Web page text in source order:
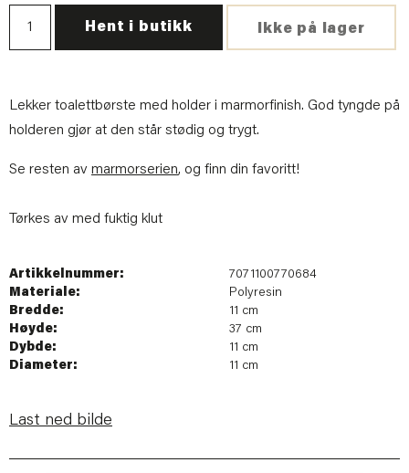
Ikke på lager
Hent i butikk
Lekker toalettbørste med holder i marmorfinish. God tyngde på
holderen gjør at den står stødig og trygt.
Se resten av marmorserien, og finn din favoritt!
Tørkes av med fuktig klut
Artikkelnummer:
7071100770684
Materiale:
Polyresin
Bredde:
11 cm
Høyde:
37 cm
Dybde:
11 cm
Diameter:
11 cm
Last ned bilde